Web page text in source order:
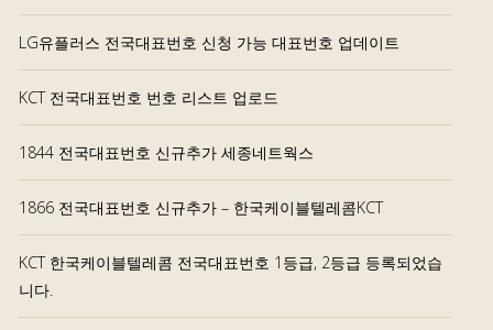
LG유플러스 전국대표번호 신청 가능 대표번호 업데이트
KCT 전국대표번호 번호 리스트 업로드
1844 전국대표번호 신규추가 세종네트웍스
1866 전국대표번호 신규추가 – 한국케이블텔레콤KCT
KCT 한국케이블텔레콤 전국대표번호 1등급, 2등급 등록되었습
니다.